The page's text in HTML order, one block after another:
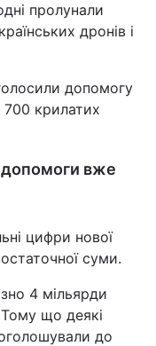
пролунали
дронів і
допомогу
700 крилатих
допомоги вже
цифри нової
суми.
4 мільярди
що деякі
до